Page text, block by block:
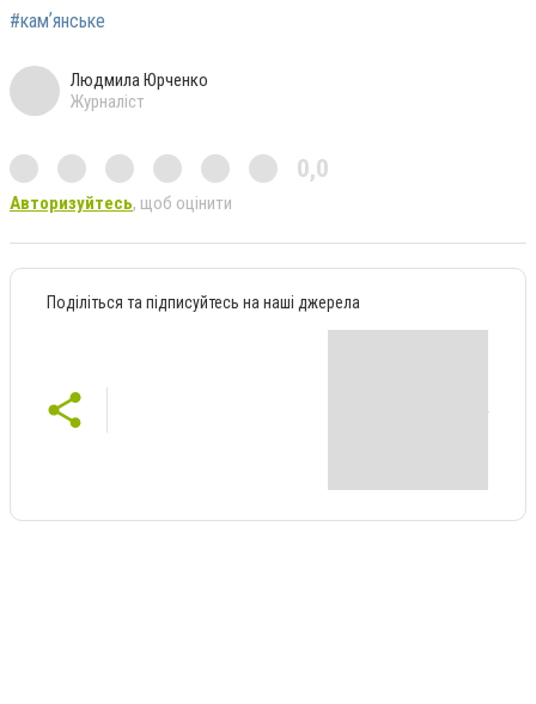
#камʼянське
Людмила Юрченко
Журналіст
0,0
Авторизуйтесь, щоб оцінити
Поділіться та підписуйтесь на наші джерела